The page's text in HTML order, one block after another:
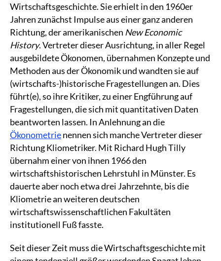
Wirtschaftsgeschichte. Sie erhielt in den 1960er
Jahren zunächst Impulse aus einer ganz anderen
Richtung, der amerikanischen New Economic
History. Vertreter dieser Ausrichtung, in aller Regel
ausgebildete Ökonomen, übernahmen Konzepte und
Methoden aus der Ökonomik und wandten sie auf
(wirtschafts-)historische Fragestellungen an. Dies
führt(e), so ihre Kritiker, zu einer Engführung auf
Fragestellungen, die sich mit quantitativen Daten
beantworten lassen. In Anlehnung an die
Ökonometrienennen sich manche Vertreter dieser
Richtung Kliometriker. Mit Richard Hugh Tilly
übernahm einer von ihnen 1966 den
wirtschaftshistorischen Lehrstuhl in Münster. Es
dauerte aber noch etwa drei Jahrzehnte, bis die
Kliometrie an weiteren deutschen
wirtschaftswissenschaftlichen Fakultäten
institutionell Fuß fasste.
Seit dieser Zeit muss die Wirtschaftsgeschichte mit